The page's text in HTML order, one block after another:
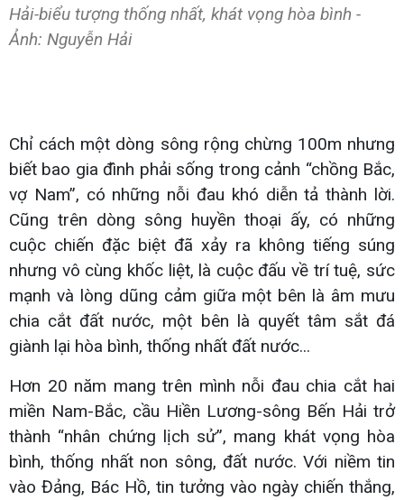
Hải-biểu tượng thống nhất, khát vọng hòa bình -
Ảnh: Nguyễn Hải
Chỉ cách một dòng sông rộng chừng 100m nhưng
biết bao gia đình phải sống trong cảnh “chồng Bắc,
vợ Nam”, có những nỗi đau khó diễn tả thành lời.
Cũng trên dòng sông huyền thoại ấy, có những
cuộc chiến đặc biệt đã xảy ra không tiếng súng
nhưng vô cùng khốc liệt, là cuộc đấu về trí tuệ, sức
mạnh và lòng dũng cảm giữa một bên là âm mưu
chia cắt đất nước, một bên là quyết tâm sắt đá
giành lại hòa bình, thống nhất đất nước...
Hơn 20 năm mang trên mình nỗi đau chia cắt hai
miền Nam-Bắc, cầu Hiền Lương-sông Bến Hải trở
thành “nhân chứng lịch sử”, mang khát vọng hòa
bình, thống nhất non sông, đất nước. Với niềm tin
vào Đảng, Bác Hồ, tin tưởng vào ngày chiến thắng,